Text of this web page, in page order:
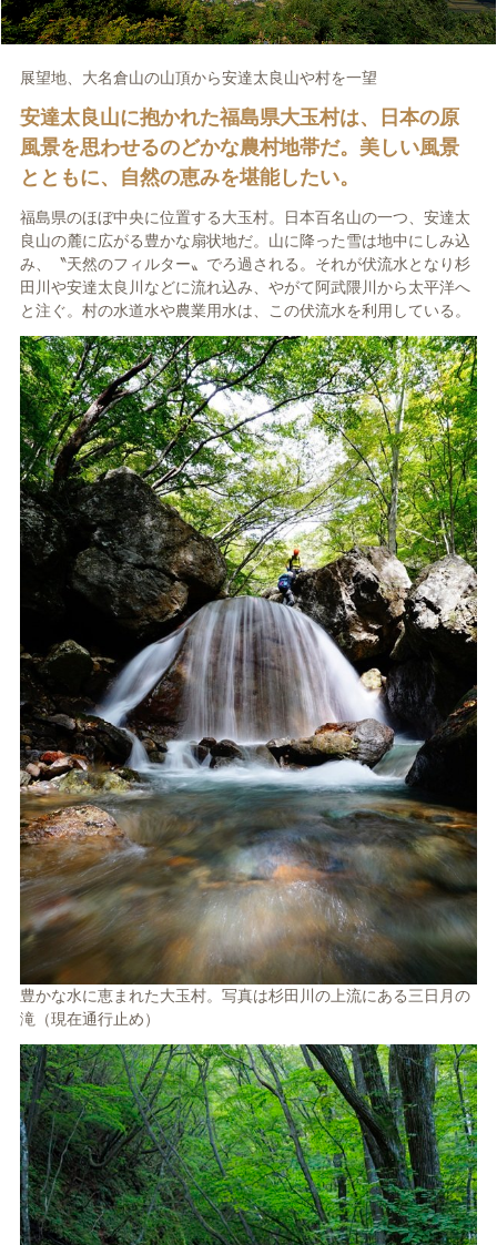
展望地、大名倉山の山頂から安達太良山や村を一望
安達太良山に抱かれた福島県大玉村は、日本の原
風景を思わせるのどかな農村地帯だ。美しい風景
とともに、自然の恵みを堪能したい。
福島県のほぼ中央に位置する大玉村。日本百名山の一つ、安達太
良山の麓に広がる豊かな扇状地だ。山に降った雪は地中にしみ込
み、〝天然のフィルター〟でろ過される。それが伏流水となり杉
田川や安達太良川などに流れ込み、やがて阿武隈川から太平洋へ
と注ぐ。村の水道水や農業用水は、この伏流水を利用している。
豊かな水に恵まれた大玉村。写真は杉田川の上流にある三日月の
滝（現在通行止め）